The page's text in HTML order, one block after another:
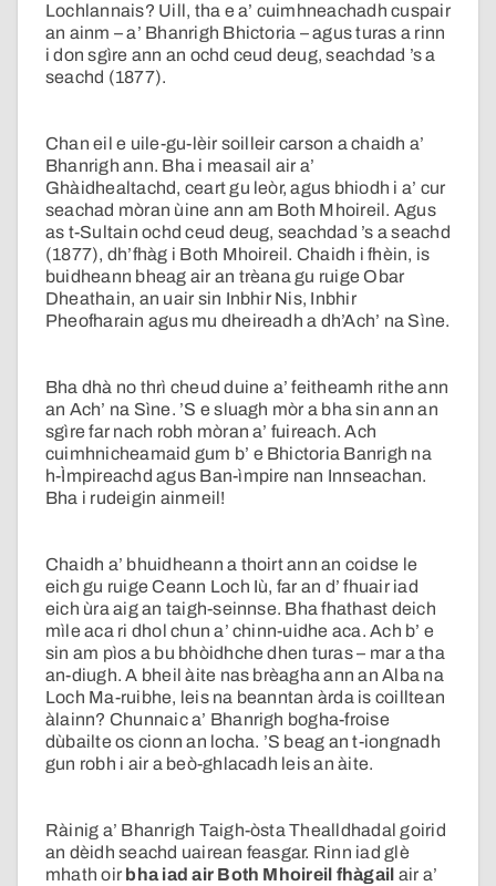
Lochlannais? Uill, tha e a’ cuimhneachadh cuspair
an ainm – a’ Bhanrigh Bhictoria – agus turas a rinn
i don sgìre ann an ochd ceud deug, seachdad ’s a
seachd (1877).
Chan eil e uile-gu-lèir soilleir carson a chaidh a’
Bhanrigh ann. Bha i measail air a’
Ghàidhealtachd, ceart gu leòr, agus bhiodh i a’ cur
seachad mòran ùine ann am Both Mhoireil. Agus
as t-Sultain ochd ceud deug, seachdad ’s a seachd
(1877), dh’fhàg i Both Mhoireil. Chaidh i fhèin, is
buidheann bheag air an trèana gu ruige Obar
Dheathain, an uair sin Inbhir Nis, Inbhir
Pheofharain agus mu dheireadh a dh’Ach’ na Sìne.
Bha dhà no thrì cheud duine a’ feitheamh rithe ann
an Ach’ na Sìne. ’S e sluagh mòr a bha sin ann an
sgìre far nach robh mòran a’ fuireach. Ach
cuimhnicheamaid gum b’ e Bhictoria Banrigh na
h-Ìmpireachd agus Ban-ìmpire nan Innseachan.
Bha i rudeigin ainmeil!
Chaidh a’ bhuidheann a thoirt ann an coidse le
eich gu ruige Ceann Loch Iù, far an d’ fhuair iad
eich ùra aig an taigh-seinnse. Bha fhathast deich
mìle aca ri dhol chun a’ chinn-uidhe aca. Ach b’ e
sin am pìos a bu bhòidhche dhen turas – mar a tha
an-diugh. A bheil àite nas brèagha ann an Alba na
Loch Ma-ruibhe, leis na beanntan àrda is coilltean
àlainn? Chunnaic a’ Bhanrigh bogha-froise
dùbailte os cionn an locha. ’S beag an t-iongnadh
gun robh i air a beò-ghlacadh leis an àite.
Ràinig a’ Bhanrigh Taigh-òsta Thealldhadal goirid
an dèidh seachd uairean feasgar. Rinn iad glè
mhath oir bha iad air Both Mhoireil fhàgail air a’